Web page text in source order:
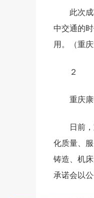
此次
中交通的
用。（重
２
重庆
日前
化质量、
铸造、机
承诺会以